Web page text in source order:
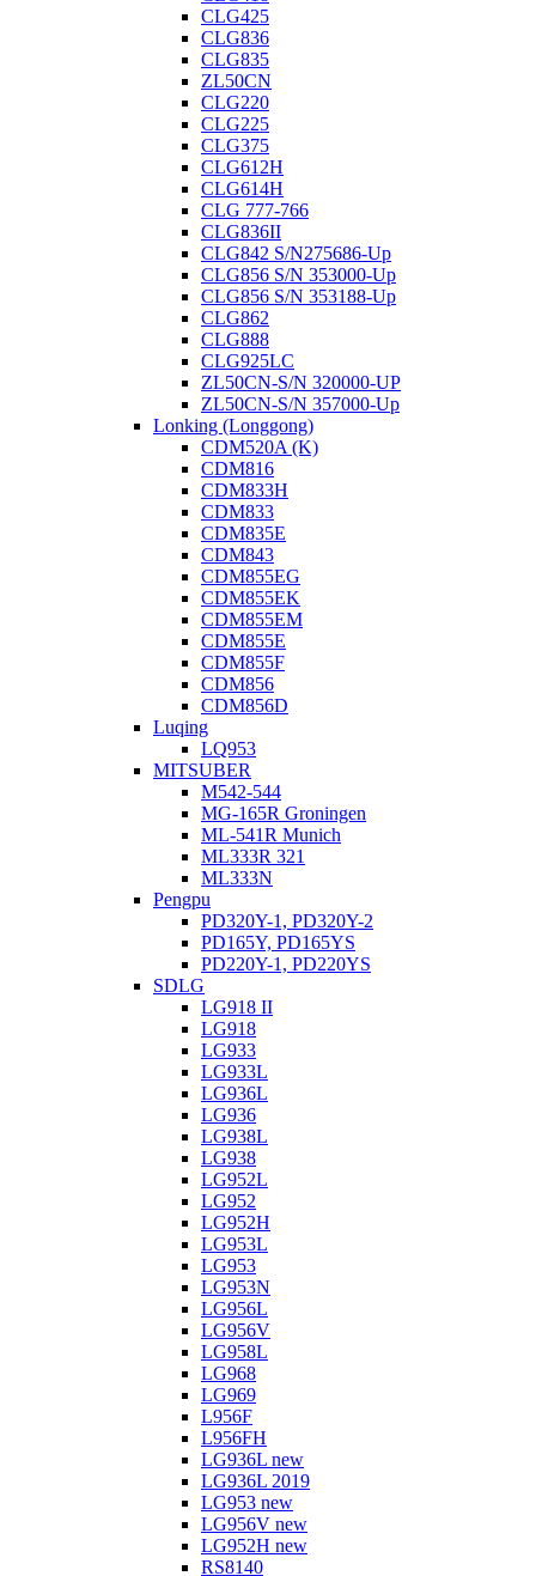
CLG425
CLG836
CLG835
ZL50CN
CLG220
CLG225
CLG375
CLG612H
CLG614H
CLG 777-766
CLG836II
CLG842 S/N275686-Up
CLG856 S/N 353000-Up
CLG856 S/N 353188-Up
CLG862
CLG888
CLG925LC
ZL50CN-S/N 320000-UP
ZL50CN-S/N 357000-Up
Lonking (Longgong)
CDM520A (K)
CDM816
CDM833H
CDM833
CDM835E
CDM843
CDM855EG
CDM855EK
CDM855EM
CDM855E
CDM855F
CDM856
CDM856D
Luqing
LQ953
MITSUBER
M542-544
MG-165R Groningen
ML-541R Munich
ML333R 321
ML333N
Pengpu
PD320Y-1, PD320Y-2
PD165Y, PD165YS
PD220Y-1, PD220YS
SDLG
LG918 II
LG918
LG933
LG933L
LG936L
LG936
LG938L
LG938
LG952L
LG952
LG952H
LG953L
LG953
LG953N
LG956L
LG956V
LG958L
LG968
LG969
L956F
L956FH
LG936L new
LG936L 2019
LG953 new
LG956V new
LG952H new
RS8140